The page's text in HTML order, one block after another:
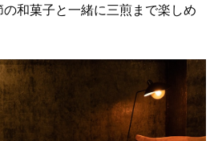
和菓子と一緒に三煎まで楽しめ